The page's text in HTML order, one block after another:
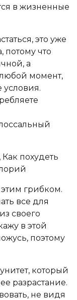
в жизненные
это уже
потому что
а
любой момент,
грибком.
все для
своего
в этой
поэтому
который
разрастание.
не видя